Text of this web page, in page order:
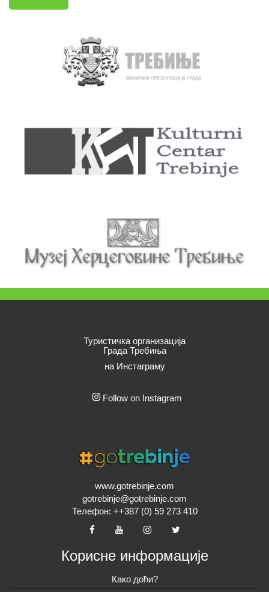
Туристичка организација
Града Требиња
на Инстаграму
Follow on Instagram
www.gotrebinje.com
gotrebinje@gotrebinje.com
Телефон: ++387 (0) 59 273 410
Корисне информације
Како доћи?